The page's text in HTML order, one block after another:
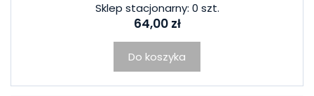
Sklep stacjonarny: 0 szt.
64,00 zł
Do koszyka